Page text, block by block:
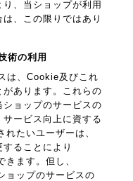
、当ショップが利用
、この限りではあり
術の利用
は、Cookie及びこれ
あります。これらの
ョップのサービスの
ービス向上に資する
たいユーザーは、
ることにより
ます。但し、
ョップのサービスの